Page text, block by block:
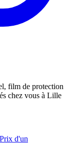
film de protection
chez vous à Lille
Prix d'un